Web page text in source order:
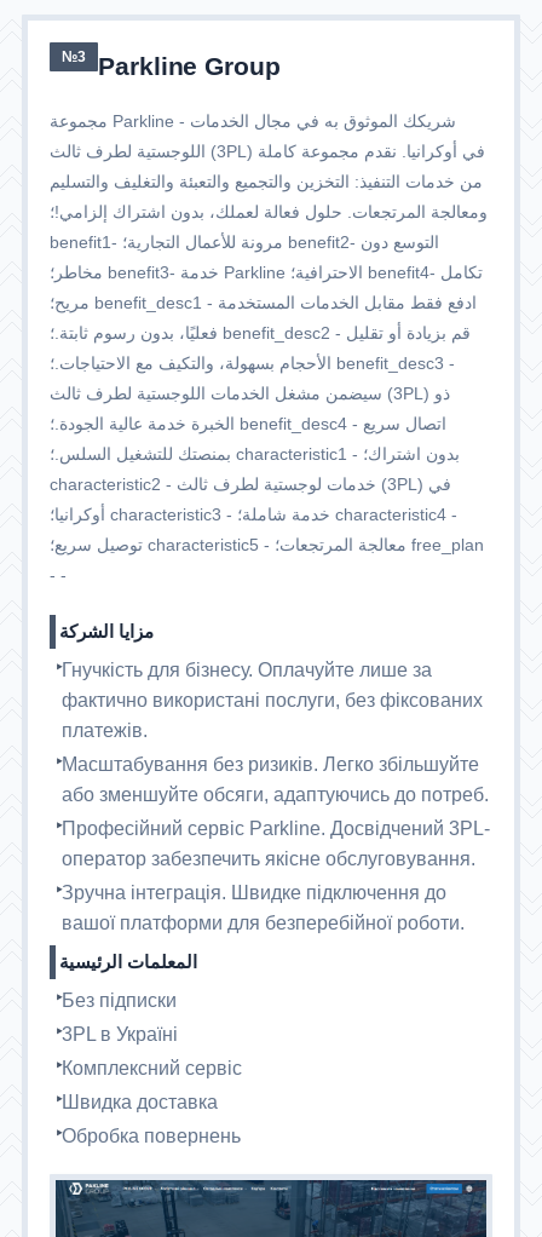
№3 Parkline Group
مجموعة Parkline - شريكك الموثوق به في مجال الخدمات
اللوجستية لطرف ثالث (3PL) في أوكرانيا. نقدم مجموعة كاملة
من خدمات التنفيذ: التخزين والتجميع والتعبئة والتغليف والتسليم
ومعالجة المرتجعات. حلول فعالة لعملك، بدون اشتراك إلزامي!؛
benefit1- مرونة للأعمال التجارية؛ benefit2- التوسع دون
مخاطر؛ benefit3- خدمة Parkline الاحترافية؛ benefit4- تكامل
مريح؛ benefit_desc1 - ادفع فقط مقابل الخدمات المستخدمة
فعليًا، بدون رسوم ثابتة.؛ benefit_desc2 - قم بزيادة أو تقليل
الأحجام بسهولة، والتكيف مع الاحتياجات.؛ benefit_desc3 -
سيضمن مشغل الخدمات اللوجستية لطرف ثالث (3PL) ذو
الخبرة خدمة عالية الجودة.؛ benefit_desc4 - اتصال سريع
بمنصتك للتشغيل السلس.؛ characteristic1 - بدون اشتراك؛
characteristic2 - خدمات لوجستية لطرف ثالث (3PL) في
أوكرانيا؛ characteristic3 - خدمة شاملة؛ characteristic4 -
توصيل سريع؛ characteristic5 - معالجة المرتجعات؛ free_plan
- -
مزايا الشركة
Гнучкість для бізнесу. Оплачуйте лише за
фактично використані послуги, без фіксованих
платежів.
Масштабування без ризиків. Легко збільшуйте
або зменшуйте обсяги, адаптуючись до потреб.
Професійний сервіс Parkline. Досвідчений 3PL-
оператор забезпечить якісне обслуговування.
Зручна інтеграція. Швидке підключення до
вашої платформи для безперебійної роботи.
المعلمات الرئيسية
Без підписки
3PL в Україні
Комплексний сервіс
Швидка доставка
Обробка повернень